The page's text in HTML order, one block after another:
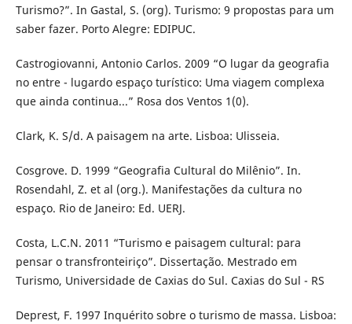
Turismo?”. In Gastal, S. (org). Turismo: 9 propostas para um
saber fazer. Porto Alegre: EDIPUC.
Castrogiovanni, Antonio Carlos. 2009 “O lugar da geografia
no entre - lugardo espaço turístico: Uma viagem complexa
que ainda continua...” Rosa dos Ventos 1(0).
Clark, K. S/d. A paisagem na arte. Lisboa: Ulisseia.
Cosgrove. D. 1999 “Geografia Cultural do Milênio”. In.
Rosendahl, Z. et al (org.). Manifestações da cultura no
espaço. Rio de Janeiro: Ed. UERJ.
Costa, L.C.N. 2011 “Turismo e paisagem cultural: para
pensar o transfronteiriço”. Dissertação. Mestrado em
Turismo, Universidade de Caxias do Sul. Caxias do Sul - RS
Deprest, F. 1997 Inquérito sobre o turismo de massa. Lisboa: